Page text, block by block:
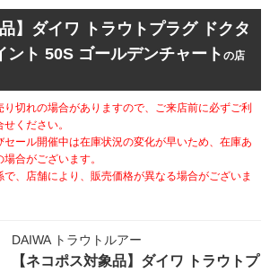
】ダイワ トラウトプラグ ドクタ
ント 50S ゴールデンチャート の店
切れの場合がありますので、ご来店前に必ずご利
ください。
ール開催中は在庫状況の変化が早いため、在庫あ
合がございます。
、店舗により、販売価格が異なる場合がございま
DAIWA トラウトルアー
【ネコポス対象品】ダイワ トラウトプ